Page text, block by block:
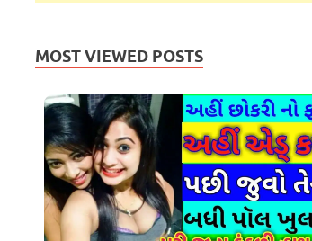
MOST VIEWED POSTS